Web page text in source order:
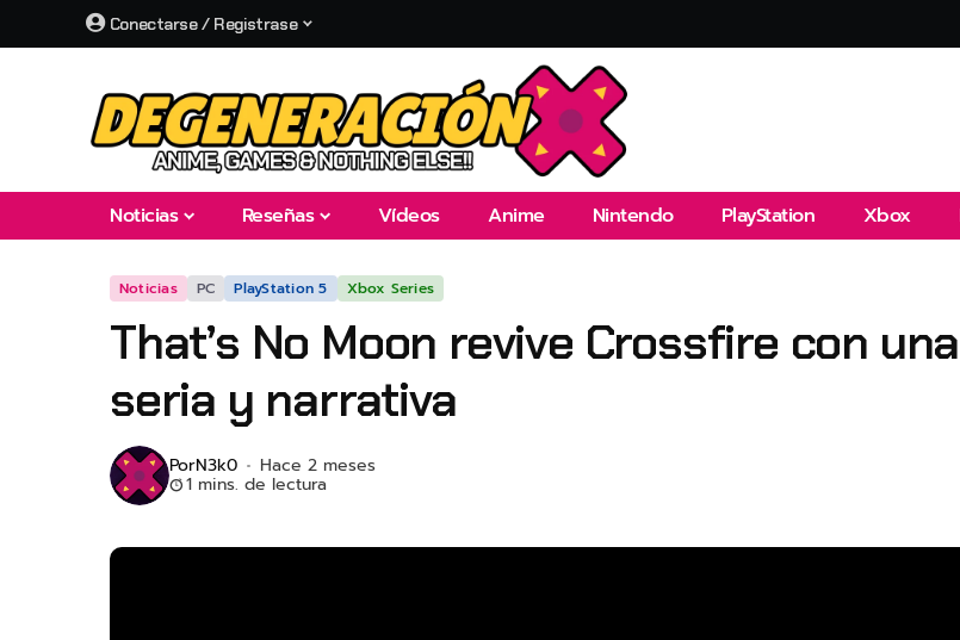
Conectarse / Registrase
Noticias Reseñas Vídeos Anime Nintendo PlayStation Xbox
Noticias PC PlayStation 5 Xbox Series
That’s No Moon revive Crossfire con
seria y narrativa
PorN3k0 Hace 2 meses
1 mins. de lectura